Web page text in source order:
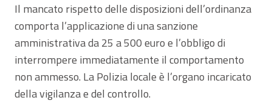
Il mancato rispetto delle disposizioni dell’ordinanza
comporta l’applicazione di una sanzione
amministrativa da 25 a 500 euro e l’obbligo di
interrompere immediatamente il comportamento
non ammesso. La Polizia locale è l’organo incaricato
della vigilanza e del controllo.